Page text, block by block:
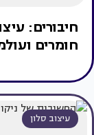
חיבורים:
חומרים
עיצוב סלון